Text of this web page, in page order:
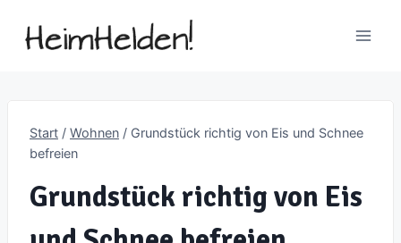
Inhalt
Start / Wohnen / Grundstück richtig von Eis und Schnee
befreien
Grundstück richtig von Eis